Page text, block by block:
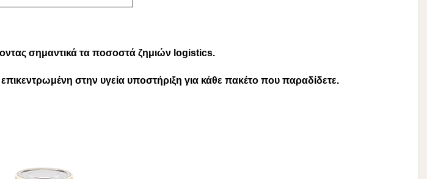
σημαντικά τα ποσοστά ζημιών logistics.
στην υγεία υποστήριξη για κάθε πακέτο που παραδίδετε.